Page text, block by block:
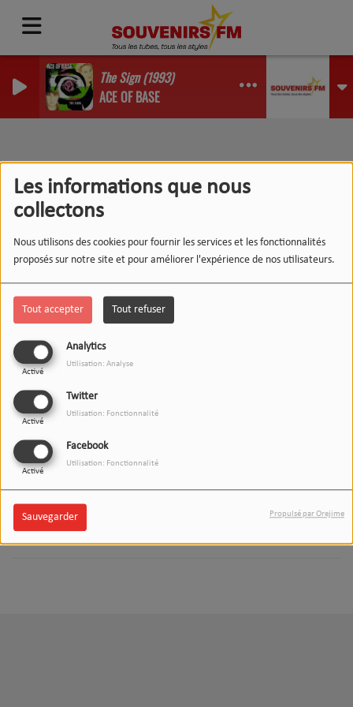
Les informations que nous
collectons
Nous utilisons des cookies pour fournir les services et les fonctionnalités
proposés sur notre site et pour améliorer l'expérience de nos utilisateurs.
Tout accepter Tout refuser
Analytics
Activé
Utilisation: Analyse
Twitter
Activé
Utilisation: Fonctionnalité
Facebook
Activé
Utilisation: Fonctionnalité
Sauvegarder Propulsé par Orejime
The Sign (1993)
ACE OF BASE
Podcasts RSS
L'INSTANT WIPSEE